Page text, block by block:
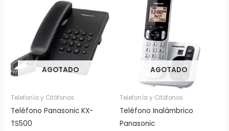
AGOTADO
Telefonía y Citófonos
Teléfono Panasonic KX-
TS500
AGOTADO
Telefonía y Citófonos
Teléfono Inalámbrico
Panasonic